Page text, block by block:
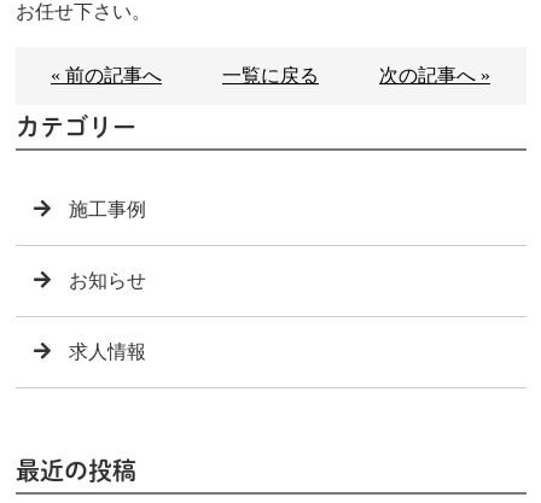
お任せ下さい。
« 前の記事へ 一覧に戻る 次の記事へ »
カテゴリー
施工事例
お知らせ
求人情報
最近の投稿